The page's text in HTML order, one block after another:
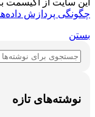
این سایت از اکیسمت
چگونگی پردازش
بستن
نوشته‌های تازه